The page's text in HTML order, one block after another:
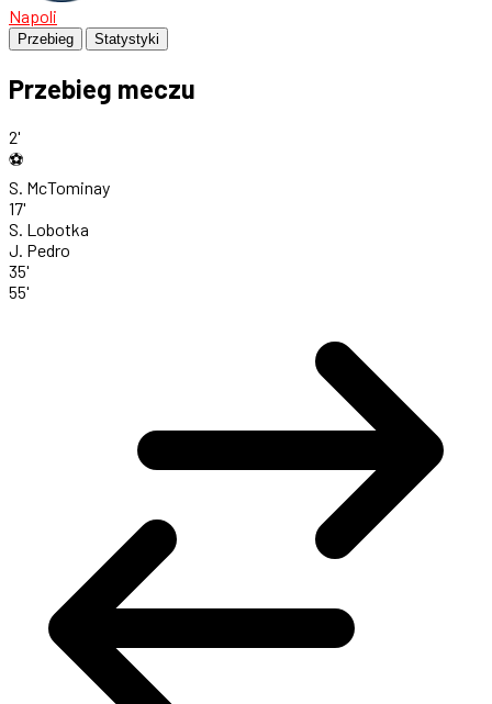
Napoli
Przebieg Statystyki
Przebieg meczu
2'
⚽
S. McTominay
17'
S. Lobotka
J. Pedro
35'
55'